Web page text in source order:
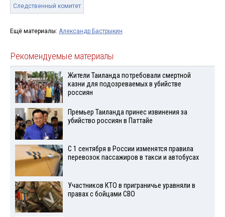
Следственный комитет
Ещё материалы: Александр Бастрыкин
Рекомендуемые материалы
Жители Таиланда потребовали смертной
казни для подозреваемых в убийстве
россиян
Премьер Таиланда принес извинения за
убийство россиян в Паттайе
С 1 сентября в России изменятся правила
перевозок пассажиров в такси и автобусах
Участников КТО в приграничье уравняли в
правах с бойцами СВО